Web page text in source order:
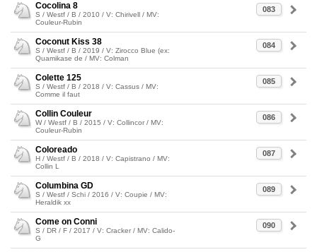
083
Cocolina 8
S / Westf / B / 2010 / V: Chirivell / MV:
Couleur-Rubin
084
Coconut Kiss 38
S / Westf / B / 2019 / V: Zirocco Blue (ex:
Quamikase de / MV: Colman
085
Colette 125
S / Westf / B / 2018 / V: Cassus / MV:
Comme il faut
086
Collin Couleur
W / Westf / B / 2015 / V: Collincor / MV:
Couleur-Rubin
087
Coloreado
H / Westf / B / 2018 / V: Capistrano / MV:
Collin L
089
Columbina GD
S / Westf / Schi / 2016 / V: Coupie / MV:
Heraldik xx
090
Come on Conni
S / DR / F / 2017 / V: Cracker / MV: Calido-
G